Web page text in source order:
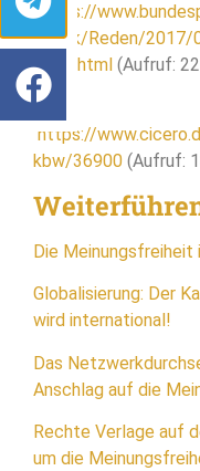
https://
Gauck/Reden/
Rede.html (Aufruf:
4
https://
kbw/36900 (Aufruf:
Die
Globalisierung: Der
wird international!
Das
Anschlag auf die
Rechte Verlage auf
um die